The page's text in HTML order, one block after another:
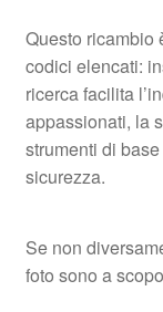
Questo ricambio
codici elencati:
ricerca facilita
appassionati, la
strumenti di
sicurezza.
Se non
foto sono a